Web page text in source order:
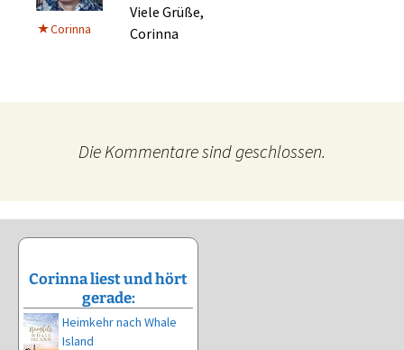
Corinna
Viele Grüße,
Corinna
Die Kommentare sind geschlossen.
Corinna liest und hört
gerade:
Heimkehr nach Whale
Island